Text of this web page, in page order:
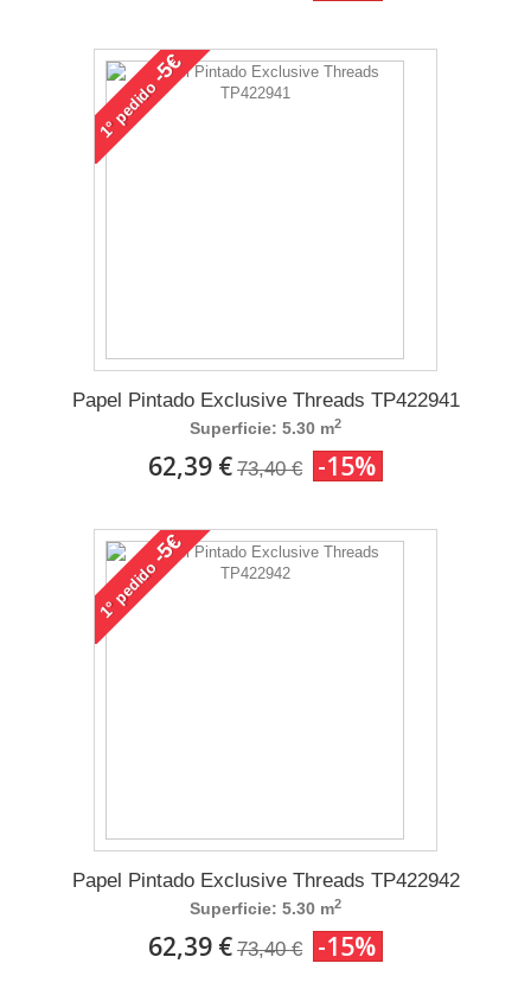
1°
pedido
-5€
Papel Pintado Exclusive Threads TP422941
Superficie: 5.30 m2
62,39 € 73,40 € -15%
1°
pedido
-5€
Papel Pintado Exclusive Threads TP422942
Superficie: 5.30 m2
62,39 € 73,40 € -15%